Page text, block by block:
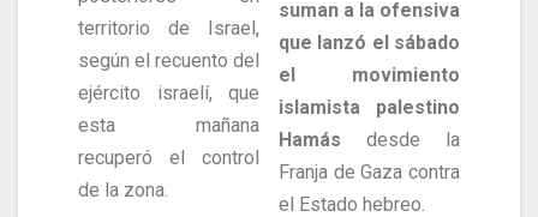
territorio de Israel,
según el recuento del
ejército israelí, que
esta mañana
recuperó el control
de la zona.
suman a la ofensiva
que lanzó el sábado
el movimiento
islamista palestino
Hamás desde la
Franja de Gaza contra
el Estado hebreo.